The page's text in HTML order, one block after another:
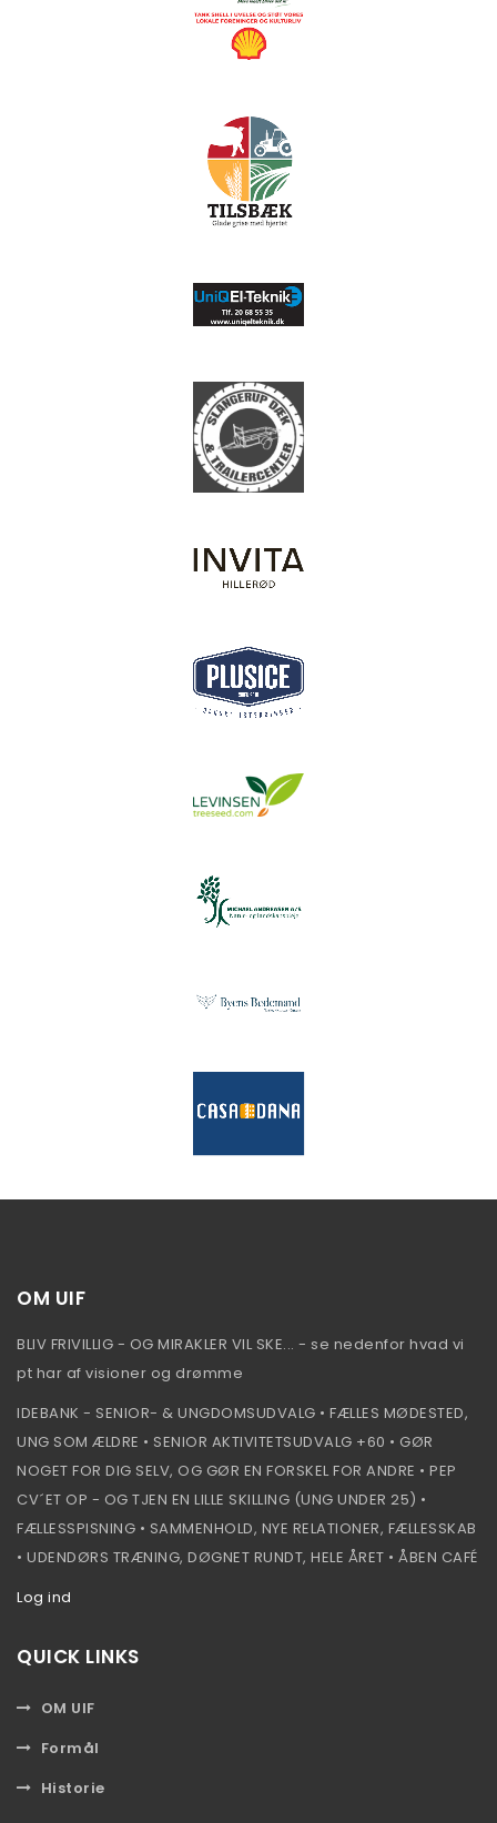
OM UIF
BLIV FRIVILLIG - OG MIRAKLER VIL SKE... - se nedenfor hvad vi
pt har af visioner og drømme
IDEBANK - SENIOR- & UNGDOMSUDVALG • FÆLLES MØDESTED,
UNG SOM ÆLDRE • SENIOR AKTIVITETSUDVALG +60 • GØR
NOGET FOR DIG SELV, OG GØR EN FORSKEL FOR ANDRE • PEP
CV´ET OP - OG TJEN EN LILLE SKILLING (UNG UNDER 25) •
FÆLLESSPISNING • SAMMENHOLD, NYE RELATIONER, FÆLLESSKAB
• UDENDØRS TRÆNING, DØGNET RUNDT, HELE ÅRET • ÅBEN CAFÉ
Log ind
QUICK LINKS
OM UIF
Formål
Historie